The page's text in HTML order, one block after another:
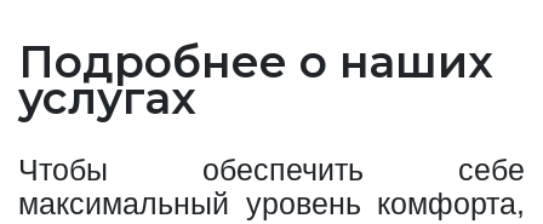
Подробнее о наших
услугах
Чтобы обеспечить себе
максимальный уровень комфорта,